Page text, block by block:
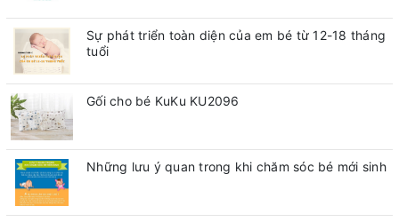
Sự phát triển toàn diện của em bé từ 12-18 tháng
tuổi
Gối cho bé KuKu KU2096
Những lưu ý quan trong khi chăm sóc bé mới sinh